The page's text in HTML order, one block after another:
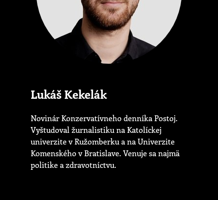
Lukáš Kekelák
Novinár Konzervatívneho denníka Postoj.
Vyštudoval žurnalistiku na Katolíckej
univerzite v Ružomberku a na Univerzite
Komenského v Bratislave. Venuje sa najmä
politike a zdravotníctvu.